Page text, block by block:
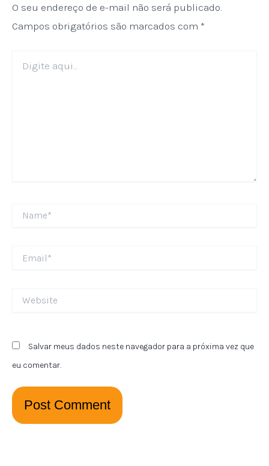
O seu endereço de e-mail não será publicado.
Campos obrigatórios são marcados com *
aqui...
Salvar meus dados neste navegador para a próxima vez que
eu comentar.